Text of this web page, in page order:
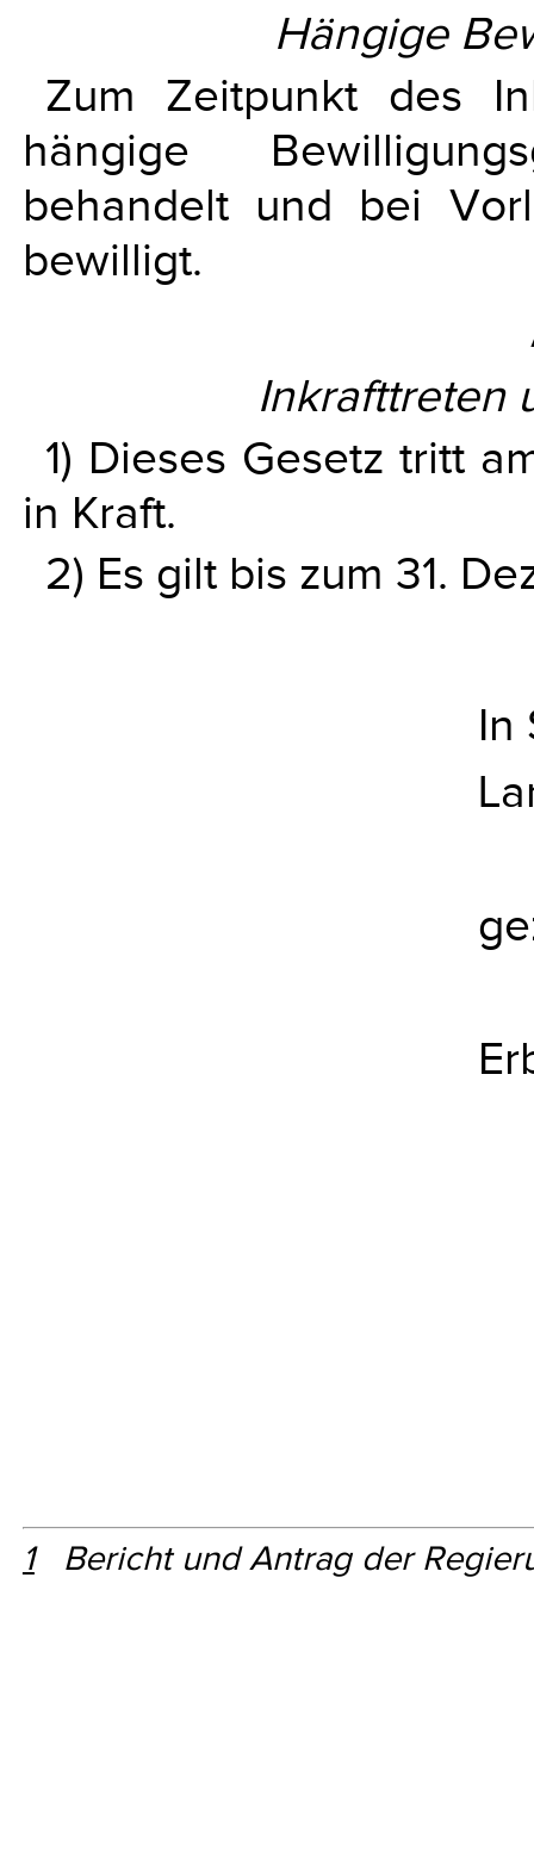
Hängige
Zum Zeitpunkt des
hängige
behandelt und bei
bewilligt.
Inkrafttreten
1) Dieses Gesetz tritt
in Kraft.
2) Es gilt bis zum 31.
In
1Bericht und Antrag der